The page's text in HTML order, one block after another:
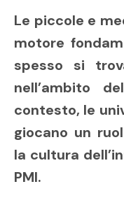
Le piccole e
motore
spesso si
nell’ambito
contesto, le
giocano un
la cultura
PMI.